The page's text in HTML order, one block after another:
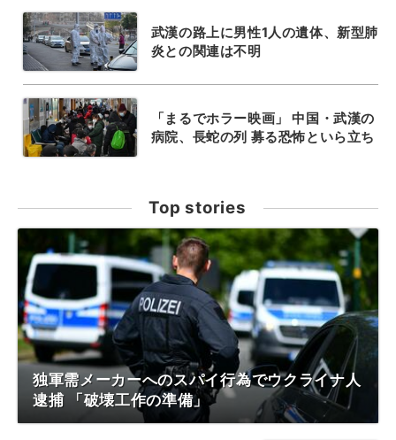
武漢の路上に男性1人の遺体、新型肺
炎との関連は不明
「まるでホラー映画」 中国・武漢の
病院、長蛇の列 募る恐怖といら立ち
Top stories
独軍需メーカーへのスパイ行為でウクライナ人
逮捕 「破壊工作の準備」